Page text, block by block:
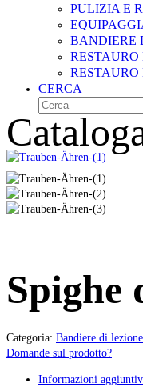
PULIZIA E
BANDIERE
CERCA
Cerca
Spighe
Categoria: Bandiere di lezione
Domande sul prodotto?
Informazioni